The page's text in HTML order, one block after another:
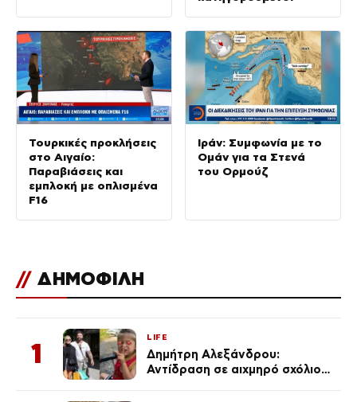
Τουρκικές προκλήσεις
στο Αιγαίο:
Παραβιάσεις και
εμπλοκή με οπλισμένα
F16
Ιράν: Συμφωνία με το
Ομάν για τα Στενά
του Ορμούζ
// ΔΗΜΟΦΙΛΗ
1
LIFE
Δημήτρη Αλεξάνδρου:
Αντίδραση σε αιχμηρό σχόλιο